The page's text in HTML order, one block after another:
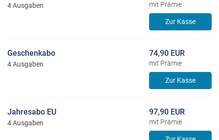
4 Ausgaben mit Prämie
Zur Kasse
Geschenkabo
4 Ausgaben
74,90 EUR
mit Prämie
Zur Kasse
Jahresabo EU
4 Ausgaben
97,90 EUR
mit Prämie